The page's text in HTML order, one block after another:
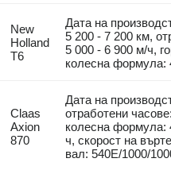
New
Holland
T6
Дата на
5 200 - 7 200 км,
5 000 - 6 900 м/ч,
колесна формула:
Claas
Axion
870
Дата на
отработени
колесна формула:
ч, скорост на
вал: 540E/1000/